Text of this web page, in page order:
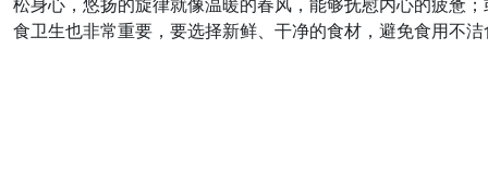
食卫生也非常重要，要选择新鲜、干净的食材，避免食用不